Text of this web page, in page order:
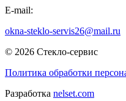
E-mail:
okna-steklo-servis26@mail.ru
© 2026 Стекло-сервис
Политика обработки
Разработка nelset.com